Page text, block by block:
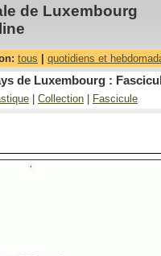
de Luxembourg
tous quotidiens et
de Luxembourg :
Collection Fascicule